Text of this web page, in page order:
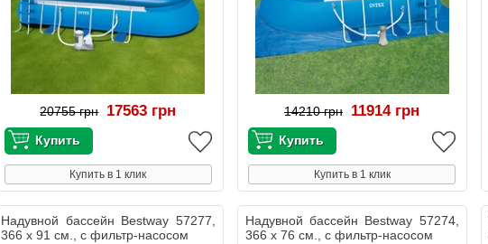
20755 грн 17563 грн
Купить в 1 клик
14210 грн 11914 грн
Купить в 1 клик
Надувной бассейн Bestway 57277,
366 х 91 см., с фильтр-насосом
Надувной бассейн Bestway 57274,
366 х 76 см., с фильтр-насосом